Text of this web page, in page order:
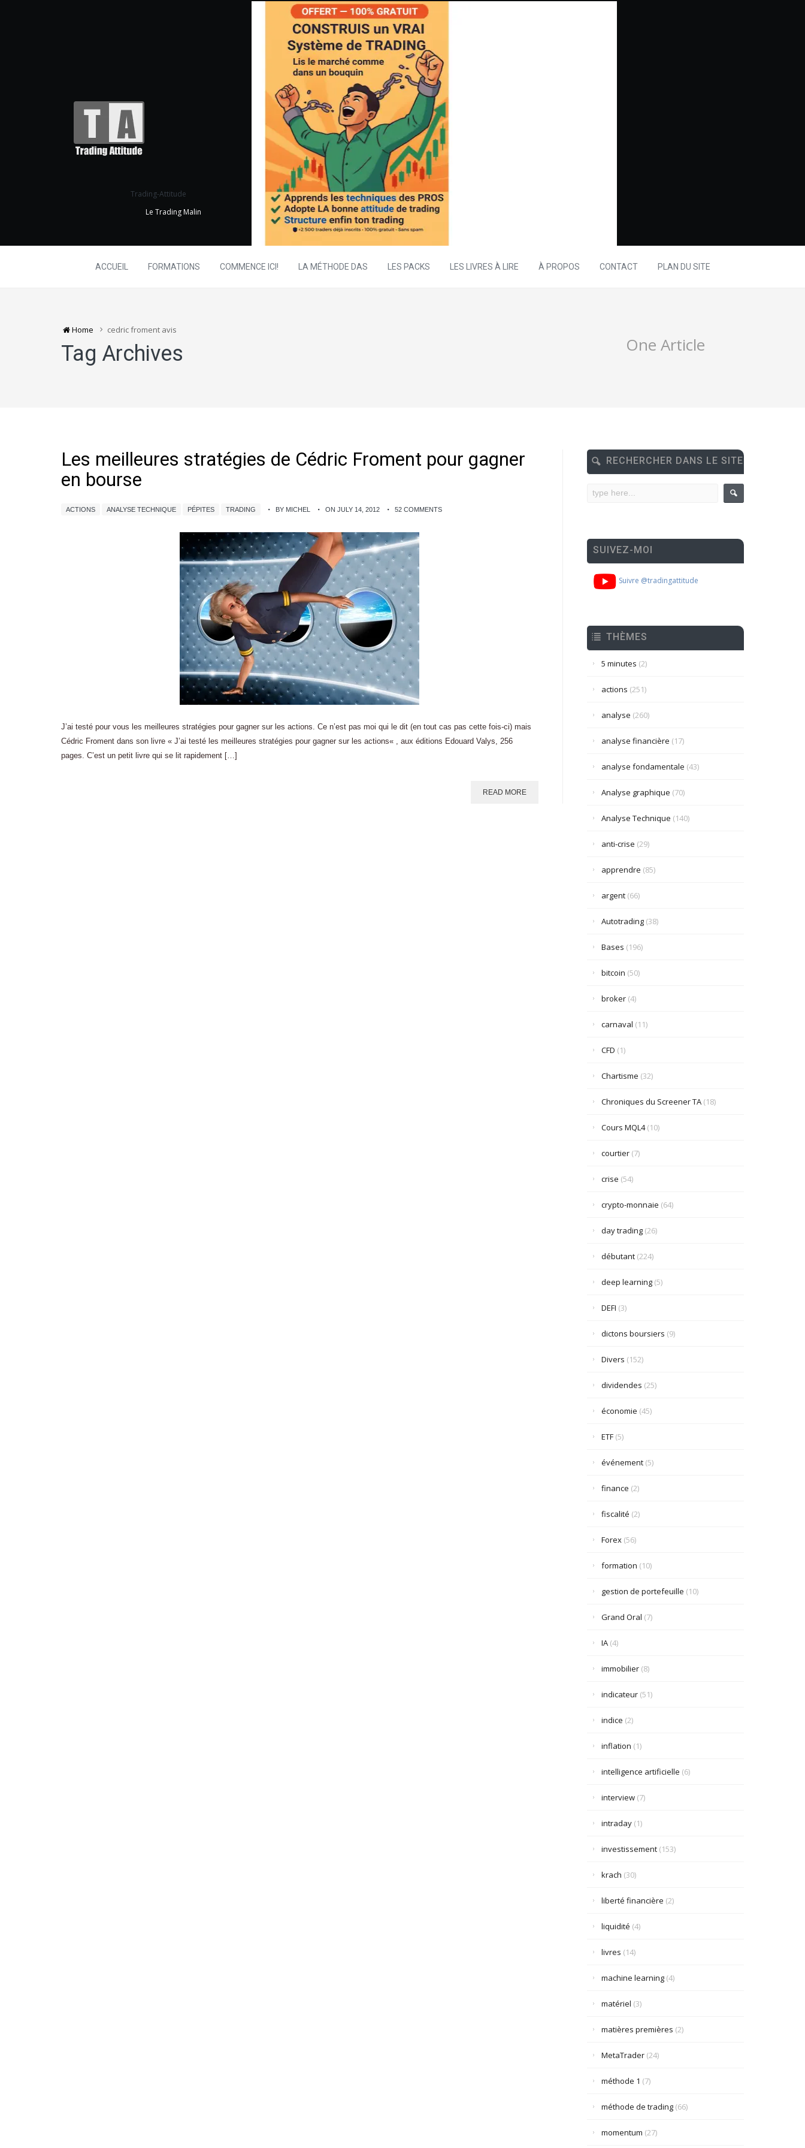
Trading-Attitude
Le Trading Malin
ACCUEIL FORMATIONS COMMENCE ICI! LA MÉTHODE DAS LES PACKS LES LIVRES À LIRE À PROPOS CONTACT PLAN DU SITE
Home cedric froment avis
Tag Archives One Article
Les meilleures stratégies de Cédric Froment pour gagner
en bourse
ACTIONS ANALYSE TECHNIQUE PÉPITES TRADING BY MICHEL ON JULY 14, 2012 52 COMMENTS
J’ai testé pour vous les meilleures stratégies pour gagner sur les actions. Ce n’est pas moi qui le dit (en tout cas pas cette fois-ci) mais
Cédric Froment dans son livre « J’ai testé les meilleures stratégies pour gagner sur les actions« , aux éditions Edouard Valys, 256
pages. C’est un petit livre qui se lit rapidement […]
READ MORE
RECHERCHER DANS LE SITE
SUIVEZ-MOI
Suivre @tradingattitude
THÈMES
5 minutes (2)
actions (251)
analyse (260)
analyse financière (17)
analyse fondamentale (43)
Analyse graphique (70)
Analyse Technique (140)
anti-crise (29)
apprendre (85)
argent(66)
Autotrading(38)
Bases (196)
bitcoin (50)
broker(4)
carnaval (11)
CFD (1)
Chartisme (32)
Chroniques du Screener TA(18)
Cours MQL4(10)
courtier(7)
crise (54)
crypto-monnaie (64)
day trading(26)
débutant(224)
deep learning(5)
DEFI (3)
dictons boursiers (9)
Divers (152)
dividendes (25)
économie (45)
ETF(5)
événement(5)
finance (2)
fiscalité (2)
Forex(56)
formation (10)
gestion de portefeuille (10)
Grand Oral (7)
IA(4)
immobilier(8)
indicateur(51)
indice (2)
inflation (1)
intelligence artificielle (6)
interview(7)
intraday(1)
investissement(153)
krach (30)
liberté financière (2)
liquidité (4)
livres (14)
machine learning(4)
matériel (3)
matières premières (2)
MetaTrader(24)
méthode 1 (7)
méthode de trading(66)
momentum (27)